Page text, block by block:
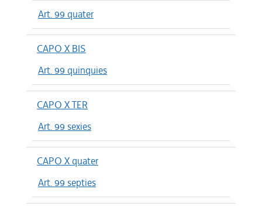
Art. 99 quater
CAPO X BIS
Art. 99 quinquies
CAPO X TER
Art. 99 sexies
CAPO X quater
Art. 99 septies